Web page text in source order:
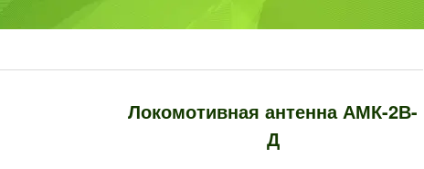
Локомотивная антенна АМК-2В-
Д